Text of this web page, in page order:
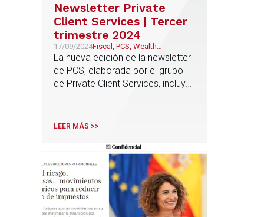
Newsletter Private
Client Services | Tercer
trimestre 2024
17/09/2024Fiscal, PCS, Wealth
Management & Family
Business
La nueva edición de la newsletter
de PCS, elaborada por el grupo
de Private Client Services, incluye
de 2024
LEER MÁS >>